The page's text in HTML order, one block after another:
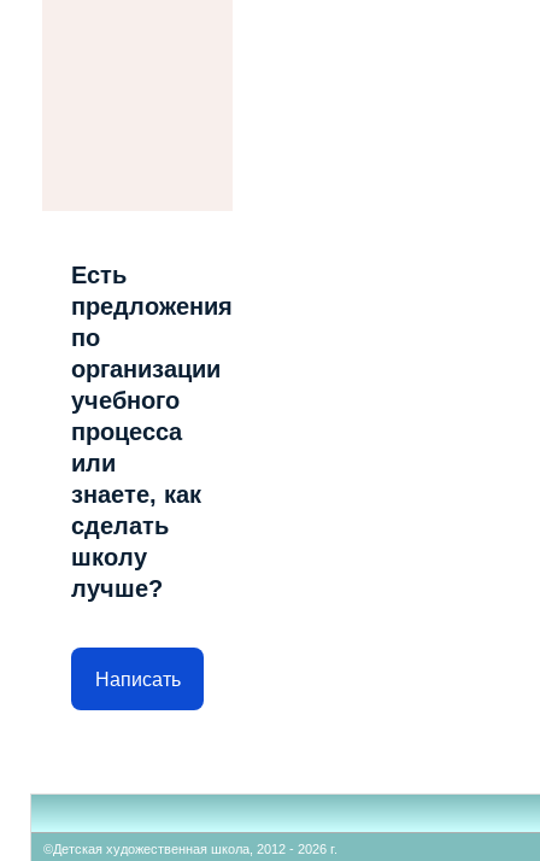
Есть
предложения
по
организации
учебного
процесса
или
знаете, как
сделать
школу
лучше?
Написать
©Детская художественная школа, 2012 - 2026 г.